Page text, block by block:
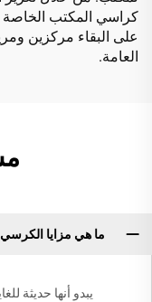
كراسي المكتب الخاصة
على البقاء مركزين
العامة.
ما هي مزايا
يبدو أنها حديثة